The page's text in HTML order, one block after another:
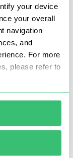
your device
your overall
navigation
and
For more
please refer to
럽 2, 아시아 등
패키지를 선택할
쳐 50개 이상의
과 부하 분배 외
시에 사용하여 최
운영 체제와의